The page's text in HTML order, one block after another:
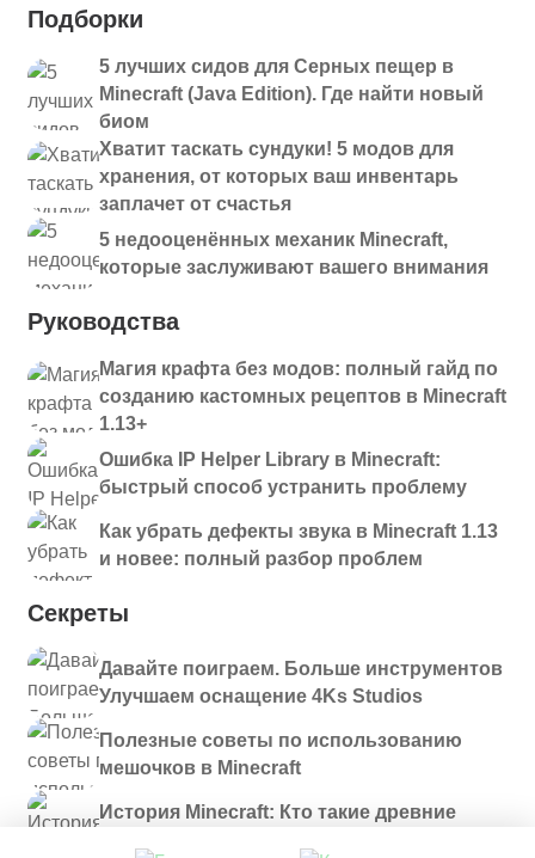
Подборки
5 лучших сидов для Серных пещер в
Minecraft (Java Edition). Где найти новый
биом
Хватит таскать сундуки! 5 модов для
хранения, от которых ваш инвентарь
заплачет от счастья
5 недооценённых механик Minecraft,
которые заслуживают вашего внимания
Руководства
Магия крафта без модов: полный гайд по
созданию кастомных рецептов в Minecraft
1.13+
Ошибка IP Helper Library в Minecraft:
быстрый способ устранить проблему
Как убрать дефекты звука в Minecraft 1.13
и новее: полный разбор проблем
Секреты
Давайте поиграем. Больше инструментов
Улучшаем оснащение 4Ks Studios
Полезные советы по использованию
мешочков в Minecraft
История Minecraft: Кто такие древние